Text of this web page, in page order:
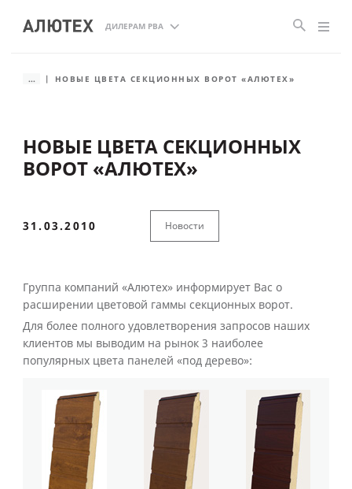
ДИЛЕРАМ РВА
... НОВЫЕ ЦВЕТА СЕКЦИОННЫХ ВОРОТ «АЛЮТЕХ»
НОВЫЕ ЦВЕТА СЕКЦИОННЫХ
ВОРОТ «АЛЮТЕХ»
31.03.2010 Новости
Группа компаний «Алютех» информирует Вас о
расширении цветовой гаммы секционных ворот.
Для более полного удовлетворения запросов наших
клиентов мы выводим на рынок 3 наиболее
популярных цвета панелей «под дерево»: